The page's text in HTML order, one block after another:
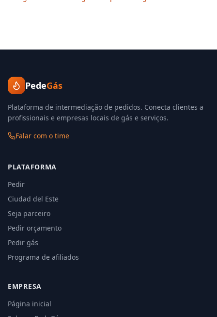
PedeGás
Plataforma de intermediação de pedidos. Conecta clientes a
profissionais e empresas locais de gás e serviços.
Falar com o time
PLATAFORMA
Pedir
Ciudad del Este
Seja parceiro
Pedir orçamento
Pedir gás
Programa de afiliados
EMPRESA
Página inicial